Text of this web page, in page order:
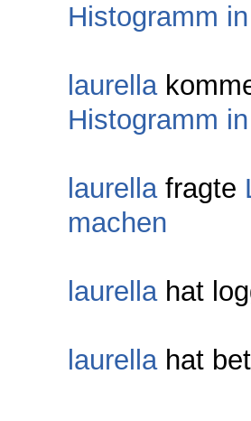
Histogramm
laurella
Histogramm
laurellafragte
machen
laurellahat
laurellahat